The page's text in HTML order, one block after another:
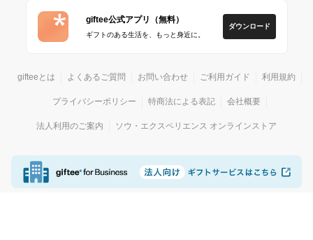
giftee公式アプリ（無料）
ギフトのある生活を、もっと身近に。
ダウンロード
gifteeとは よくあるご質問 お問い合わせ ご利用ガイド 利用規約
プライバシーポリシー 特商法による表記 会社概要
法人利用のご案内 ソウ・エクスペリエンス オンラインストア